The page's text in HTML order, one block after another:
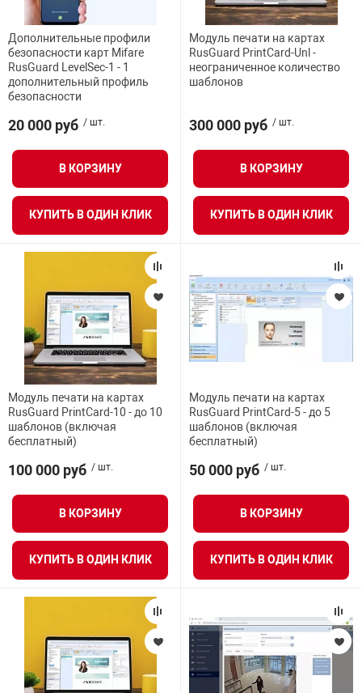
техника
автомобили
техника
ключи
сигнализации
безопасность
оборудование
Дополнительные профили
безопасности карт Mifare
RusGuard LevelSec-1 - 1
дополнительный профиль
безопасности
20 000 руб / шт.
В КОРЗИНУ
КУПИТЬ В ОДИН КЛИК
Модуль печати на картах
RusGuard PrintCard-Unl -
неограниченное количество
шаблонов
300 000 руб / шт.
В КОРЗИНУ
КУПИТЬ В ОДИН КЛИК
Модуль печати на картах
RusGuard PrintCard-10 - до 10
шаблонов (включая
бесплатный)
100 000 руб / шт.
В КОРЗИНУ
КУПИТЬ В ОДИН КЛИК
Модуль печати на картах
RusGuard PrintCard-5 - до 5
шаблонов (включая
бесплатный)
50 000 руб / шт.
В КОРЗИНУ
КУПИТЬ В ОДИН КЛИК